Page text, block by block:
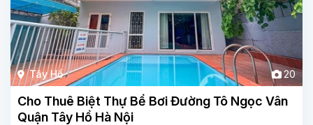
Tây Hồ 20
Cho Thuê Biệt Thự Bể Bơi Đường Tô Ngọc Vân
Quận Tây Hồ Hà Nội